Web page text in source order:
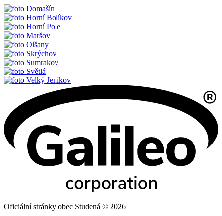
Domašín
Horní Bolíkov
Horní Pole
Maršov
Olšany
Skrýchov
Sumrakov
Světlá
Velký Jeníkov
Oficiální stránky obec Studená © 2026